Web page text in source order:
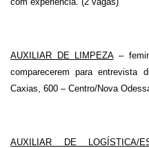
AUXILIAR DE LIMPEZA–
comparecerem para
Caxias, 600 – Centro/Nova
AUXILIAR DE LOGÍSTICA/